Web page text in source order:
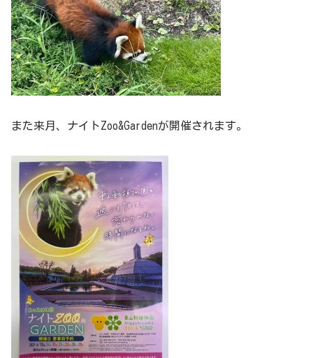
また来月、ナイトZoo&Gardenが開催されます。